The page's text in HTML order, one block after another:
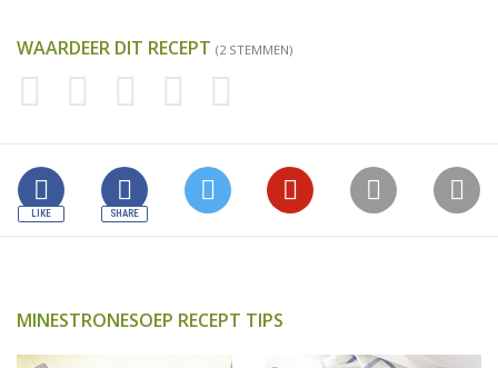
WAARDEER DIT RECEPT (2 STEMMEN)
MINESTRONESOEP RECEPT TIPS